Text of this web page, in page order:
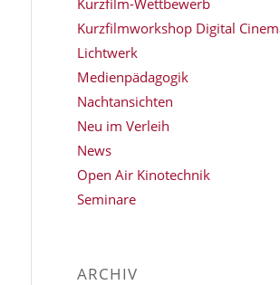
Kurzfilmworkshop Digital
Lichtwerk
Medienpädagogik
Nachtansichten
Neu im Verleih
News
Open Air Kinotechnik
Seminare
ARCHIV